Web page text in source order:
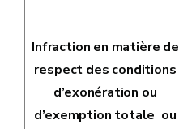
Infraction en matière de
respect des conditions
d’exonération ou
d’exemption totale ou